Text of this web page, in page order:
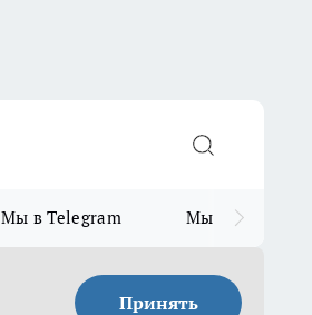
Мы в Telegram Мы в MAX
Принять